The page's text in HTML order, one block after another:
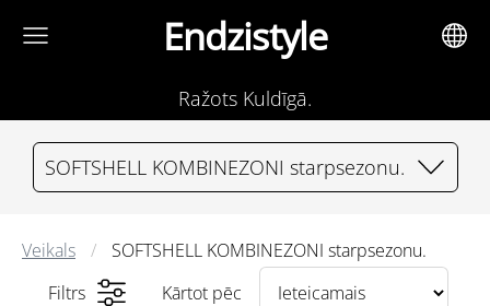
Endzistyle
Ražots Kuldīgā.
SOFTSHELL KOMBINEZONI starpsezonu.
Veikals
SOFTSHELL KOMBINEZONI starpsezonu.
Filtrs
Kārtot pēc